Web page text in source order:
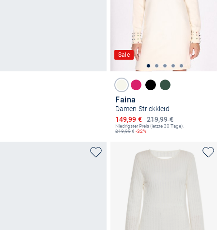
Sale
Faina
Damen Strickkleid
219,99 €
Ermäßigter Preis
149,99 €
Niedrigster Preis (letzte 30 Tage):
219,99€ -32%